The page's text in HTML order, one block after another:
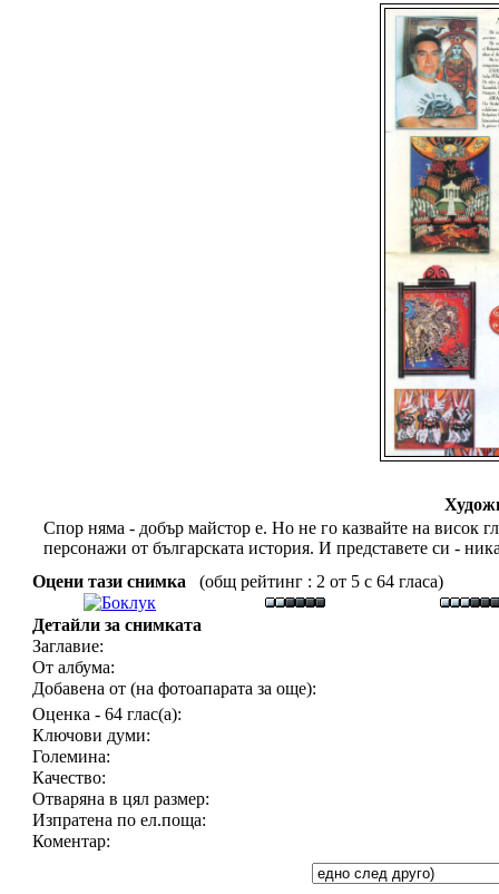
Спор няма - добър майстор е. Но не го казвайте на висок
персонажи от българската история. И представете си -
Оцени тази снимка
(общ рейтинг : 2 от 5 с 64 гласа)
Детайли за снимката
Заглавие:
От албума:
Добавена от (на фотоапарата за още):
Оценка - 64 глас(а):
Ключови думи:
Големина:
Качество:
Отваряна в цял размер:
Изпратена по ел.поща:
Коментар: